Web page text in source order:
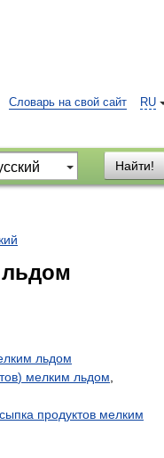
RU
Словарь на свой сайт
Найти!
льдом
) мелким льдом
продуктов мелким